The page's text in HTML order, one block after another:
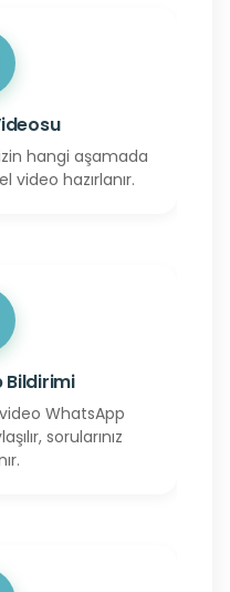
hangi aşamada
video hazırlanır.
Bildirimi
WhatsApp
sorularınız